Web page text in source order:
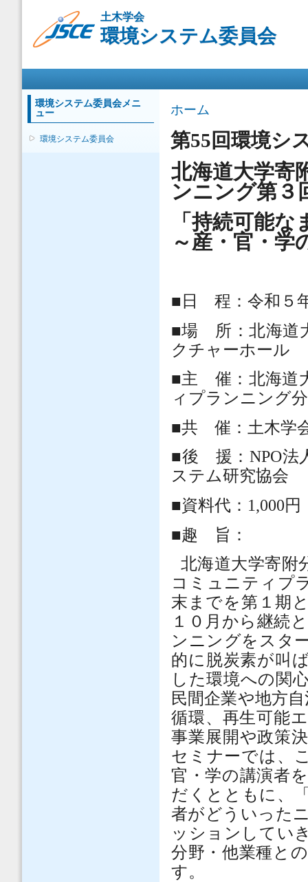
動
土木学会
環境システム委員会
環境システム委員会メニ
ュー
環境システム委員会
現在地
ホーム
第55回環境シ
北海道大学寄
ンニング第３
「持続可能
～産・官・学
■日 程：令和５
■場 所：北海道
クチャーホール
■主 催：北海道
ィプランニング
■共 催：土木学
■後 援：NPO法
ステム研究協会
■資料代：1,000円
■趣 旨：
北海道大学寄附
コミュニティプ
末までを第１期
１０月から継続
ンニングをスタ
的に脱炭素が叫
した環境への関
民間企業や地方
循環、再生可能
事業展開や政策
セミナーでは、
官・学の講演者
だくとともに、
者がどういった
ッションしてい
分野・他業種と
す。